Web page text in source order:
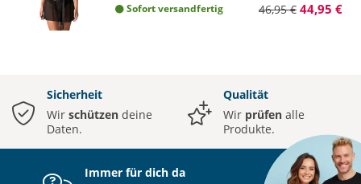
Sofort versandfertig 46,95 € 44,95 €
Sicherheit
Wir schützen deine
Daten.
Qualität
Wir prüfen alle
Produkte.
Immer für dich da